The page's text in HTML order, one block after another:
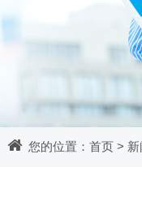
您的位置： 首页>